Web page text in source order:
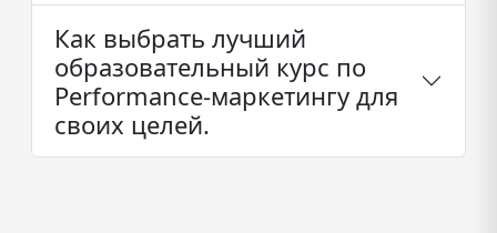
Как выбрать лучший
образовательный курс по
Performance-маркетингу для
своих целей.